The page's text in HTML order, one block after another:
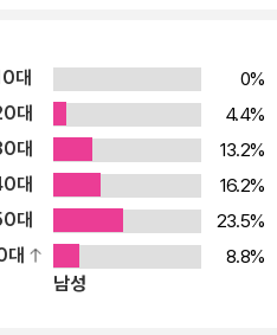
의 장안성과 뤄양성, 북송의 변량
을 다루고 있다. 이들 역대 도성
4장 ‘원·명·청 삼대의 도성 베이
‘명나라 베이징의 궁전·단묘 등 대
는 ‘모듈’을 통한 총체적인 설계의
비롯해 태묘와 천단을 분석하고
역도兆域圖」에 반영된 능원 제
묘에서 출토된 동판 「조역도」를
대
0%
대
4.4%
대
13.2%
대
16.2%
대
23.5%
대
8.8%
남성